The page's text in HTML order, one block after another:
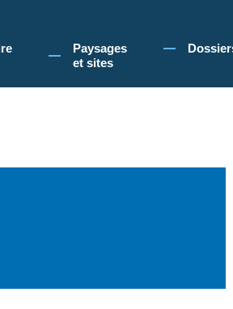
l'utilisation de cookies pour vous
Paysages
et sites